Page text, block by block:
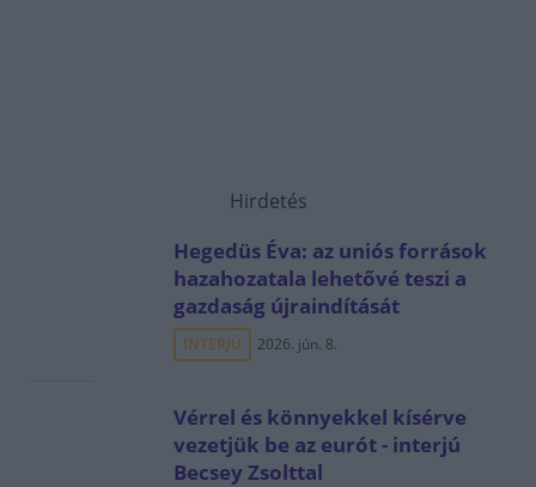
Hirdetés
Hegedüs Éva: az uniós források
hazahozatala lehetővé teszi a
gazdaság újraindítását
INTERJÚ 2026. jún. 8.
Vérrel és könnyekkel kísérve
vezetjük be az eurót - interjú
Becsey Zsolttal